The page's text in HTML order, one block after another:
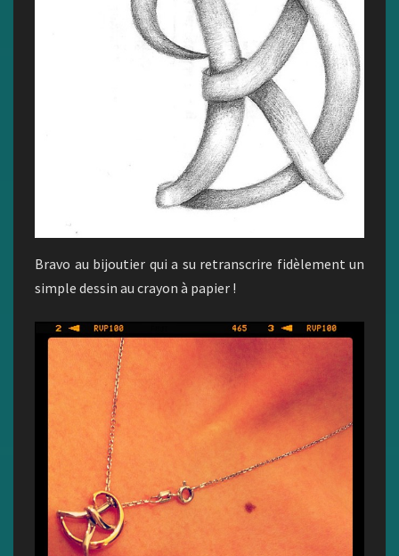
Bravo au bijoutier qui a su retranscrire fidèlement un
simple dessin au crayon à papier !